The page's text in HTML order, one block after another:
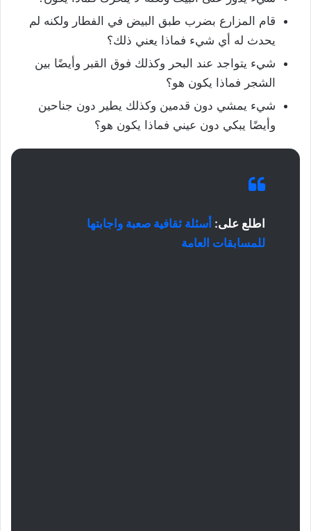
قام المزارع بضرب طبق البيض في الفطار ولكنه لم
يحدث له أي شيء فماذا يعني ذلك؟
شيء يتواجد عند البحر وكذلك فوق القبر وأيضًا بين
الشجر فماذا يكون هو؟
شيء يمشي دون قدمين وكذلك يطير دون جناحين
وأيضًا يبكي دون عيني فماذا يكون هو؟
اطلع على: أسئلة ثقافية صعبة واجابتها
للمسابقات العامة